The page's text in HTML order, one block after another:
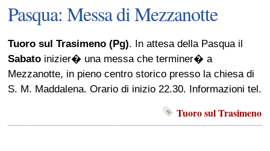
Pasqua: Messa di Mezzanotte
Tuoro sul Trasimeno (Pg). In attesa della Pasqua il
Sabato inizier� una messa che terminer� a
Mezzanotte, in pieno centro storico presso la chiesa di
S. M. Maddalena. Orario di inizio 22.30. Informazioni tel.
Tuoro sul Trasimeno